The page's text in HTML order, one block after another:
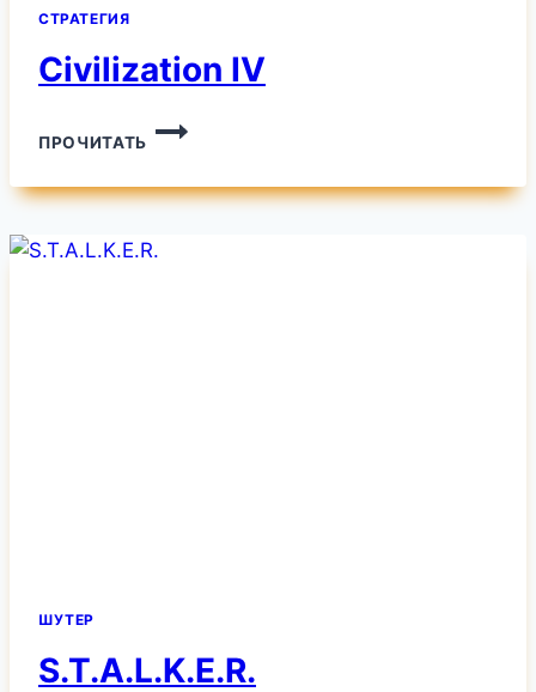
СТРАТЕГИЯ
Civilization IV
ПРОЧИТАТЬ
CIVILIZATION
ШУТЕР
S.T.A.L.K.E.R.